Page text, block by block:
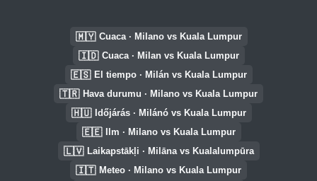
🇲🇾 Cuaca · Milano vs Kuala Lumpur
🇮🇩 Cuaca · Milan vs Kuala Lumpur
🇪🇸 El tiempo · Milán vs Kuala Lumpur
🇹🇷 Hava durumu · Milano vs Kuala Lumpur
🇭🇺 Időjárás · Milánó vs Kuala Lumpur
🇪🇪 Ilm · Milano vs Kuala Lumpur
🇱🇻 Laikapstākļi · Milāna vs Kualalumpūra
🇮🇹 Meteo · Milano vs Kuala Lumpur